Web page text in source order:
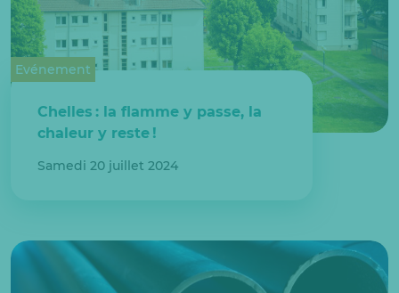
Evénement
Chelles : la flamme y passe, la
chaleur y reste !
Samedi 20 juillet 2024